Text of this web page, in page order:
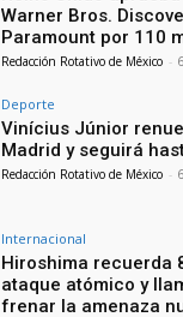
Warner Bros.
Paramount por 110
Redacción Rotativo de México -
Deporte
Vinícius Júnior
Madrid y seguirá
Redacción Rotativo de México -
Internacional
Hiroshima recuerda
ataque atómico y
frenar la amenaza